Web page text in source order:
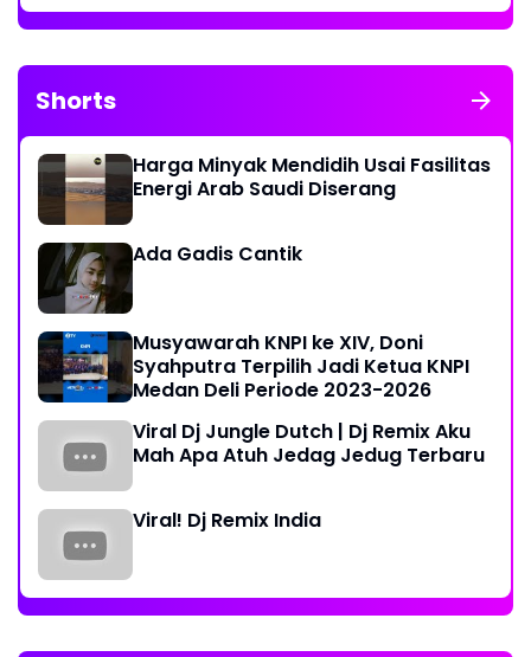
Shorts
Harga Minyak Mendidih Usai Fasilitas
Energi Arab Saudi Diserang
Ada Gadis Cantik
Musyawarah KNPI ke XIV, Doni
Syahputra Terpilih Jadi Ketua KNPI
Medan Deli Periode 2023-2026
Viral Dj Jungle Dutch | Dj Remix Aku
Mah Apa Atuh Jedag Jedug Terbaru
Viral! Dj Remix India